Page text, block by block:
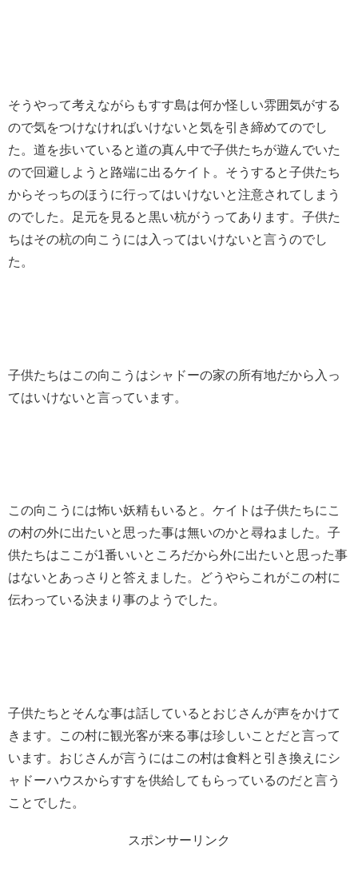
そうやって考えながらもすす島は何か怪しい雰囲気がする
ので気をつけなければいけないと気を引き締めてのでし
た。道を歩いていると道の真ん中で子供たちが遊んでいた
ので回避しようと路端に出るケイト。そうすると子供たち
からそっちのほうに行ってはいけないと注意されてしまう
のでした。足元を見ると黒い杭がうってあります。子供た
ちはその杭の向こうには入ってはいけないと言うのでし
た。
子供たちはこの向こうはシャドーの家の所有地だから入っ
てはいけないと言っています。
この向こうには怖い妖精もいると。ケイトは子供たちにこ
の村の外に出たいと思った事は無いのかと尋ねました。子
供たちはここが1番いいところだから外に出たいと思った事
はないとあっさりと答えました。どうやらこれがこの村に
伝わっている決まり事のようでした。
子供たちとそんな事は話しているとおじさんが声をかけて
きます。この村に観光客が来る事は珍しいことだと言って
います。おじさんが言うにはこの村は食料と引き換えにシ
ャドーハウスからすすを供給してもらっているのだと言う
ことでした。
スポンサーリンク